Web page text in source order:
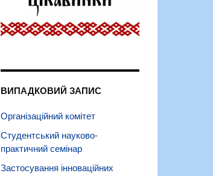
ВИПАДКОВИЙ ЗАПИС
Організаційний комітет
Студентський науково-
практичний семінар
Застосування інноваційних